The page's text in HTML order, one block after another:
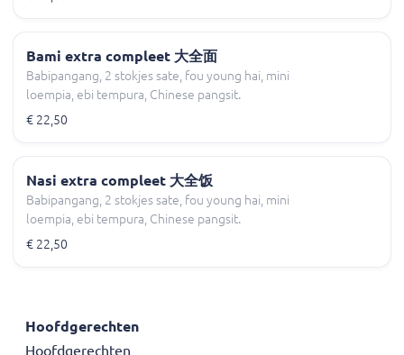
Bami extra compleet 大全面
Babipangang, 2 stokjes sate, fou young hai, mini
loempia, ebi tempura, Chinese pangsit.
€ 22,50
Nasi extra compleet 大全饭
Babipangang, 2 stokjes sate, fou young hai, mini
loempia, ebi tempura, Chinese pangsit.
€ 22,50
Hoofdgerechten
Hoofdgerechten